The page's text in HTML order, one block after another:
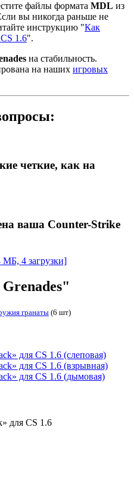
файлы формата MDL из
вы никогда раньше не
инструкцию "Как
1.6".
на стабильность.
на наших игровых
четкие, как на
ваша Counter-Strike
МБ, 4 загрузки]
гранаты(6 шт)
для CS 1.6